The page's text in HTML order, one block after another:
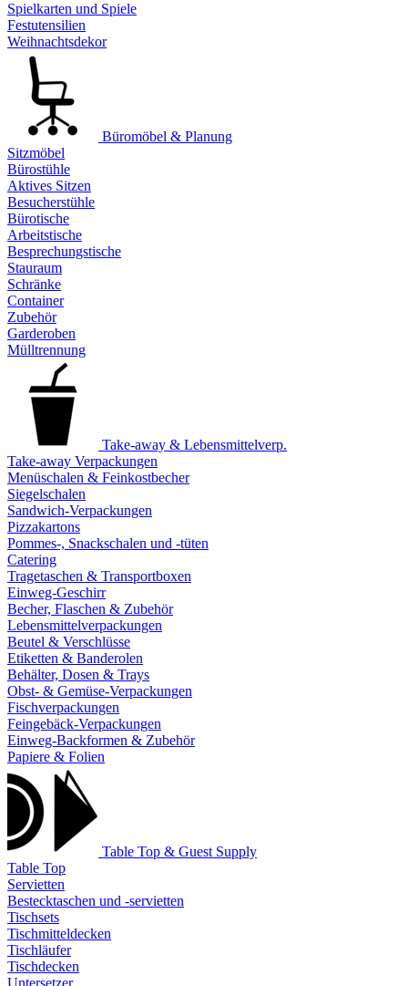
Spielkarten und Spiele
Festutensilien
Weihnachtsdekor
Büromöbel & Planung
Sitzmöbel
Bürostühle
Aktives Sitzen
Besucherstühle
Bürotische
Arbeitstische
Besprechungstische
Stauraum
Schränke
Container
Zubehör
Garderoben
Mülltrennung
Take-away & Lebensmittelverp.
Take-away Verpackungen
Menüschalen & Feinkostbecher
Siegelschalen
Sandwich-Verpackungen
Pizzakartons
Pommes-, Snackschalen und -tüten
Catering
Tragetaschen & Transportboxen
Einweg-Geschirr
Becher, Flaschen & Zubehör
Lebensmittelverpackungen
Beutel & Verschlüsse
Etiketten & Banderolen
Behälter, Dosen & Trays
Obst- & Gemüse-Verpackungen
Fischverpackungen
Feingebäck-Verpackungen
Einweg-Backformen & Zubehör
Papiere & Folien
Table Top & Guest Supply
Table Top
Servietten
Bestecktaschen und -servietten
Tischsets
Tischmitteldecken
Tischläufer
Tischdecken